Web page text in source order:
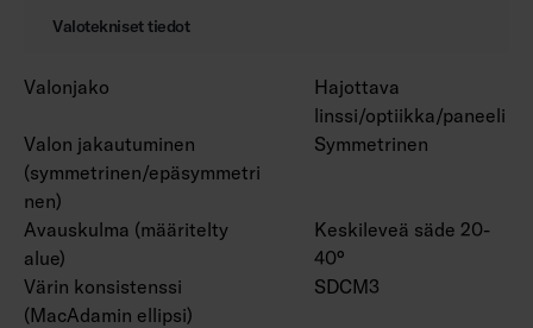
Valotekniset tiedot
Valonjako
Hajottava
linssi/optiikka/paneeli
Valon jakautuminen
(symmetrinen/epäsymmetri
nen)
Symmetrinen
Avauskulma (määritelty
alue)
Keskileveä säde 20-
40°
Värin konsistenssi
(MacAdamin ellipsi)
SDCM3